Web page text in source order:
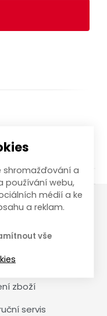
servis
řád
zboží
servis
shromažďování a
používání webu,
médií a ke
a reklam.
vše